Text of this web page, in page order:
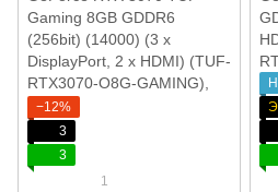
−12%
3
3
1